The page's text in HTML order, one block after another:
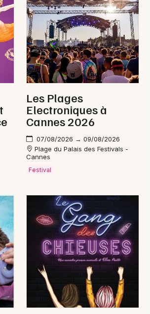
des sorties
en tournée
Manosque
à Manosque
Alpes de Hautes-Provence
mes départements
email
Les Plages
Electroniques à
Cannes 2026
07/08/2026 → 09/08/2026
Plage du Palais des Festivals -
Cannes
Festival